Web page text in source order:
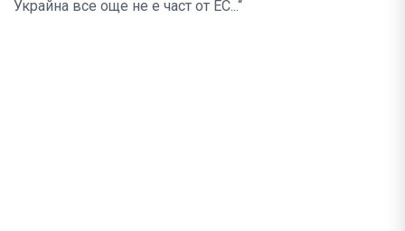
Украйна все още не е част от ЕС...“